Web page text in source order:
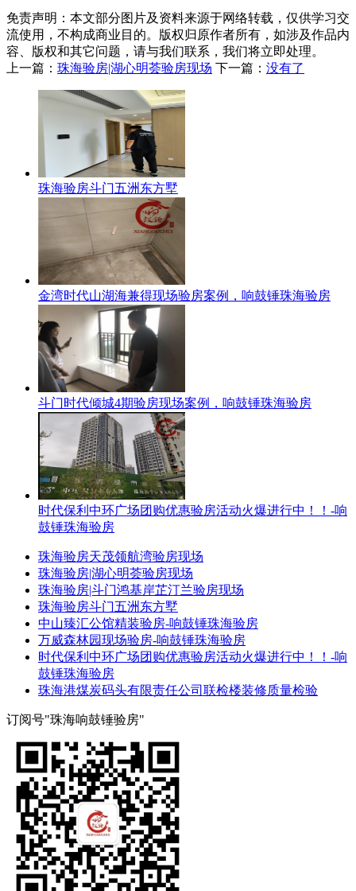
免责声明：本文部分图片及资料来源于网络转载，仅供学习交
流使用，不构成商业目的。版权归原作者所有，如涉及作品内
容、版权和其它问题，请与我们联系，我们将立即处理。
上一篇： 珠海验房|湖心明荟验房现场 下一篇： 没有了
珠海验房斗门五洲东方墅
金湾时代山湖海兼得现场验房案例，响鼓锤珠海验房
斗门时代倾城4期验房现场案例，响鼓锤珠海验房
时代保利中环广场团购优惠验房活动火爆进行中！！-响
鼓锤珠海验房
珠海验房天茂领航湾验房现场
珠海验房|湖心明荟验房现场
珠海验房|斗门鸿基岸芷汀兰验房现场
珠海验房斗门五洲东方墅
中山臻汇公馆精装验房-响鼓锤珠海验房
万威森林园现场验房-响鼓锤珠海验房
时代保利中环广场团购优惠验房活动火爆进行中！！-响
鼓锤珠海验房
珠海港煤炭码头有限责任公司联检楼装修质量检验
订阅号"珠海响鼓锤验房"